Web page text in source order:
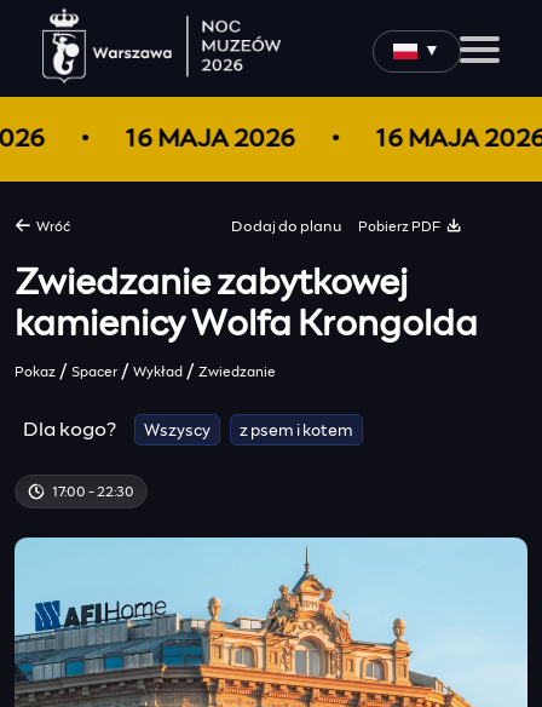
▼
16 MAJA 2026 16 MAJA
Dodaj do planu Pobierz PDF
Wróć
Zwiedzanie zabytkowej
kamienicy Wolfa Krongolda
Pokaz / Spacer / Wykład / Zwiedzanie
Dla kogo? Wszyscy z psem i kotem
17:00 - 22:30